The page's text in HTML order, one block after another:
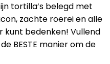
tortilla’s belegd met
zachte roerei en alle
kunt bedenken! Vullend
BESTE manier om de